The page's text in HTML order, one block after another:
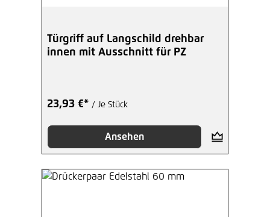
Türgriff auf Langschild drehbar
innen mit Ausschnitt für PZ
23,93 €* / Je Stück
Ansehen